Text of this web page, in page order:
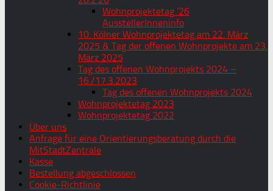
Wohnprojektetag ’26
AusstellerInneninfo
10. Kölner Wohnprojektetag am 22. März
2025 & Tag der offenen Wohnprojekte am 23.
März 2025
Tag des offenen Wohnprojekts 2024 –
16./17.3.2023
Tag des offenen Wohnprojekts 2024
Wohnprojektetag 2023
Wohnprojektetag 2022
Über uns
Anfrage für eine Orientierungsberatung durch die
MitStadtZentrale
Kasse
Bestellung abgeschlossen
Cookie-Richtlinie